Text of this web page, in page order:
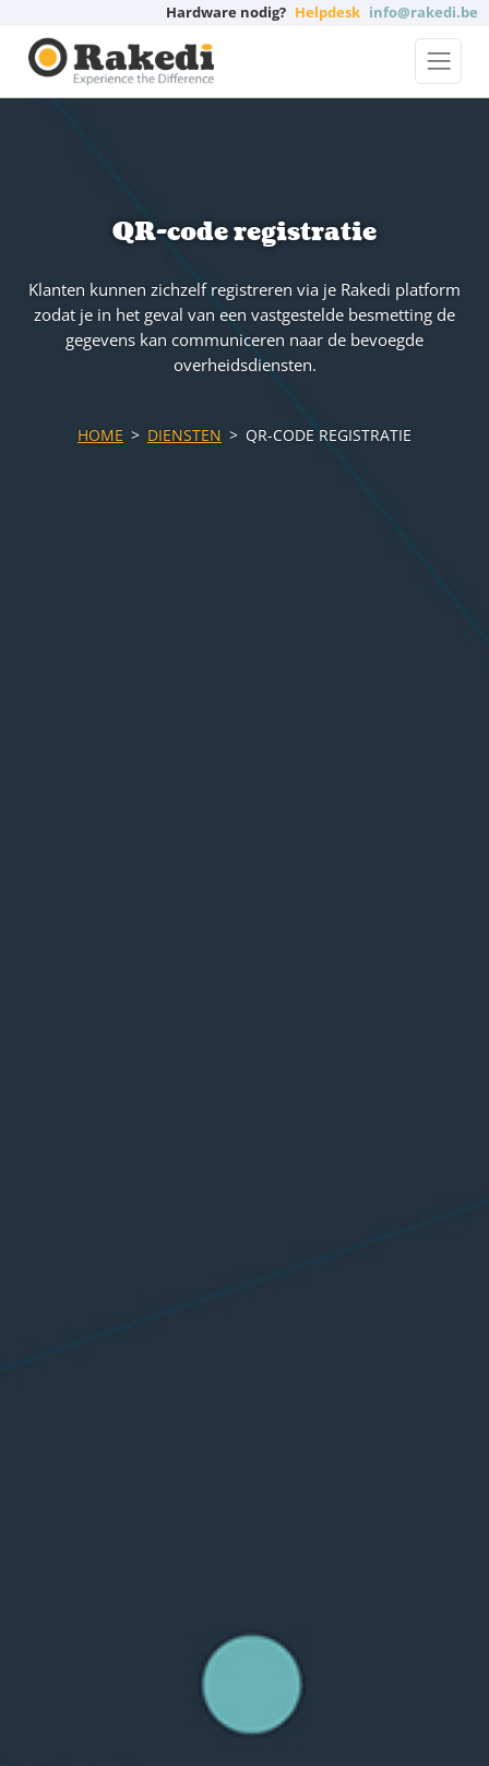
Hardware nodig? Helpdesk info@rakedi.be
QR-code registratie
Klanten kunnen zichzelf registreren via je Rakedi platform
zodat je in het geval van een vastgestelde besmetting de
gegevens kan communiceren naar de bevoegde
overheidsdiensten.
HOME DIENSTEN QR-CODE REGISTRATIE